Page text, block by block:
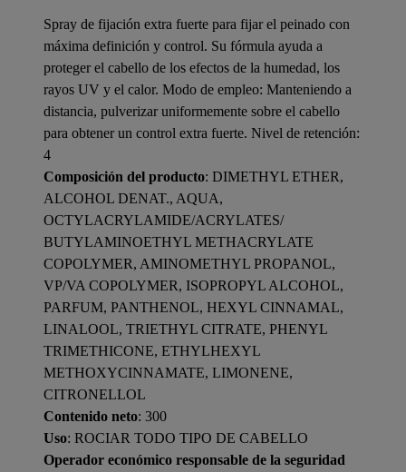
Spray de fijación extra fuerte para fijar el peinado con
máxima definición y control. Su fórmula ayuda a
proteger el cabello de los efectos de la humedad, los
rayos UV y el calor. Modo de empleo: Manteniendo a
distancia, pulverizar uniformemente sobre el cabello
para obtener un control extra fuerte. Nivel de retención:
4
Composición del producto: DIMETHYL ETHER,
ALCOHOL DENAT., AQUA,
OCTYLACRYLAMIDE/ACRYLATES/
BUTYLAMINOETHYL METHACRYLATE
COPOLYMER, AMINOMETHYL PROPANOL,
VP/VA COPOLYMER, ISOPROPYL ALCOHOL,
PARFUM, PANTHENOL, HEXYL CINNAMAL,
LINALOOL, TRIETHYL CITRATE, PHENYL
TRIMETHICONE, ETHYLHEXYL
METHOXYCINNAMATE, LIMONENE,
CITRONELLOL
Contenido neto: 300
Uso: ROCIAR TODO TIPO DE CABELLO
Operador económico responsable de la seguridad